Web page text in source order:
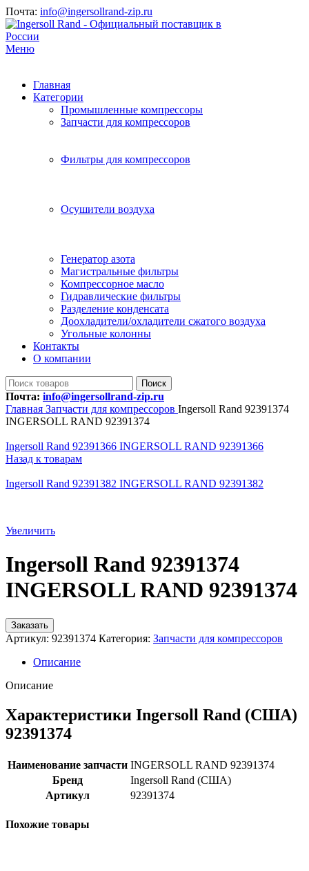
Почта: info@ingersollrand-zip.ru
Меню
Главная
Категории
Промышленные компрессоры
Запчасти для компрессоров
Фильтры для компрессоров
Осушители воздуха
Генератор азота
Магистральные фильтры
Компрессорное масло
Гидравлические фильтры
Разделение конденсата
Доохладители/охладители сжатого воздуха
Угольные колонны
Контакты
О компании
Поиск
Почта: info@ingersollrand-zip.ru
Главная Запчасти для компрессоров Ingersoll Rand 92391374
INGERSOLL RAND 92391374
Ingersoll Rand 92391366 INGERSOLL RAND 92391366
Назад к товарам
Ingersoll Rand 92391382 INGERSOLL RAND 92391382
Увеличить
Ingersoll Rand 92391374
INGERSOLL RAND 92391374
Заказать
Артикул: 92391374 Категория: Запчасти для компрессоров
Описание
Описание
Характеристики Ingersoll Rand (США)
92391374
Наименование запчасти INGERSOLL RAND 92391374
Бренд
Ingersoll Rand (США)
Артикул
92391374
Похожие товары